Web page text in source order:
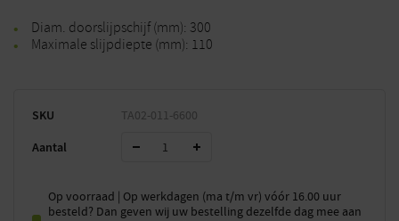
Diam. doorslijpschijf (mm): 300
Maximale slijpdiepte (mm): 110
SKU TA02-011-6600
Aantal
Op voorraad | Op werkdagen (ma t/m vr) vóór 16.00 uur
besteld? Dan geven wij uw bestelling dezelfde dag mee aan